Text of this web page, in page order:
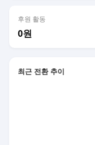
후원 활동
0원
최근 전환 추이